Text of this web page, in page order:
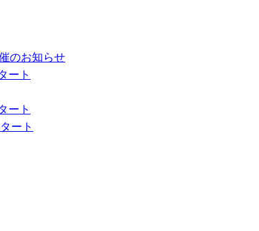
のお知らせ
ート
ート
ート